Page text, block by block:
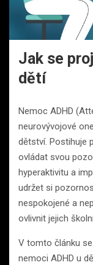
Jak se
dětí
Nemoc ADHD
neurovývojové
dětství. Postihuje
ovládat svou
hyperaktivitu a
udržet si
nespokojené a
ovlivnit jejich
V tomto článku
nemoci ADHD u